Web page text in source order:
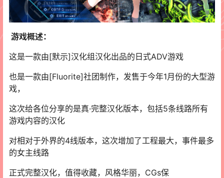
游戏概述：
这是一款由[默示]汉化组汉化出品的日式ADV游戏
也是一款由[Fluorite]社团制作，发售于今年1月份的大型游
戏，
这次给各位分享的是真·完整汉化版本，包括5条线路所有
游戏内容的汉化
对相对于外界的4线版本，这次增加了工程最大，事件最多
的女主线路
正式完整汉化，值得收藏，风格华丽，CGs保